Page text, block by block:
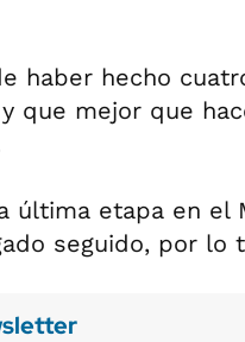
haber hecho
que mejor que
última etapa en el
seguido, por lo